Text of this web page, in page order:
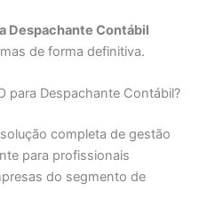
Despachante Contábil
de forma definitiva.
para Despachante Contábil?
solução completa de gestão
para profissionais
do segmento de